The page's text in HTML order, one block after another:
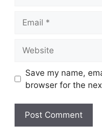
Save my name,
browser for the